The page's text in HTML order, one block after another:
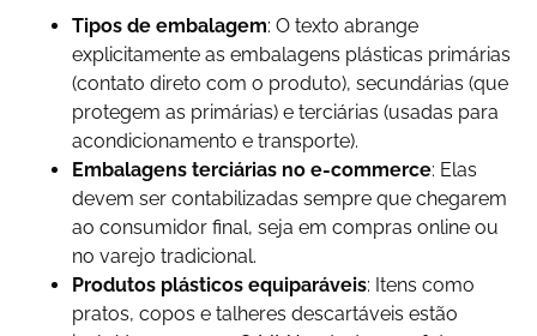
Tipos de embalagem: O texto abrange
explicitamente as embalagens plásticas primárias
(contato direto com o produto), secundárias (que
protegem as primárias) e terciárias (usadas para
acondicionamento e transporte).
Embalagens terciárias no e-commerce: Elas
devem ser contabilizadas sempre que chegarem
ao consumidor final, seja em compras online ou
no varejo tradicional.
Produtos plásticos equiparáveis: Itens como
pratos, copos e talheres descartáveis estão